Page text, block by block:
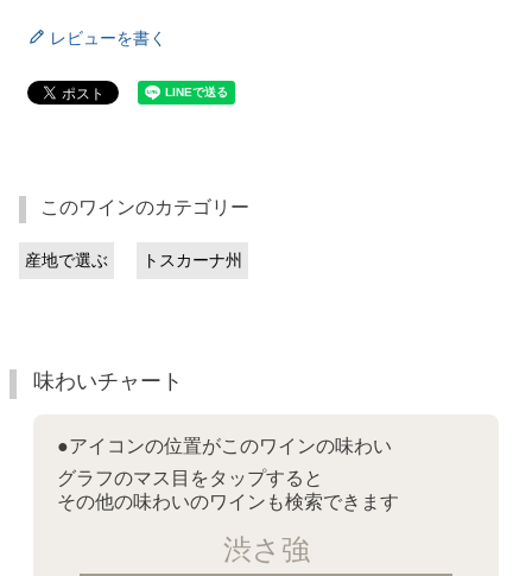
レビューを書く
このワインのカテゴリー
産地で選ぶ トスカーナ州
味わいチャート
●アイコンの位置がこのワインの味わい
グラフのマス目をタップすると
その他の味わいのワインも検索できます
渋さ強